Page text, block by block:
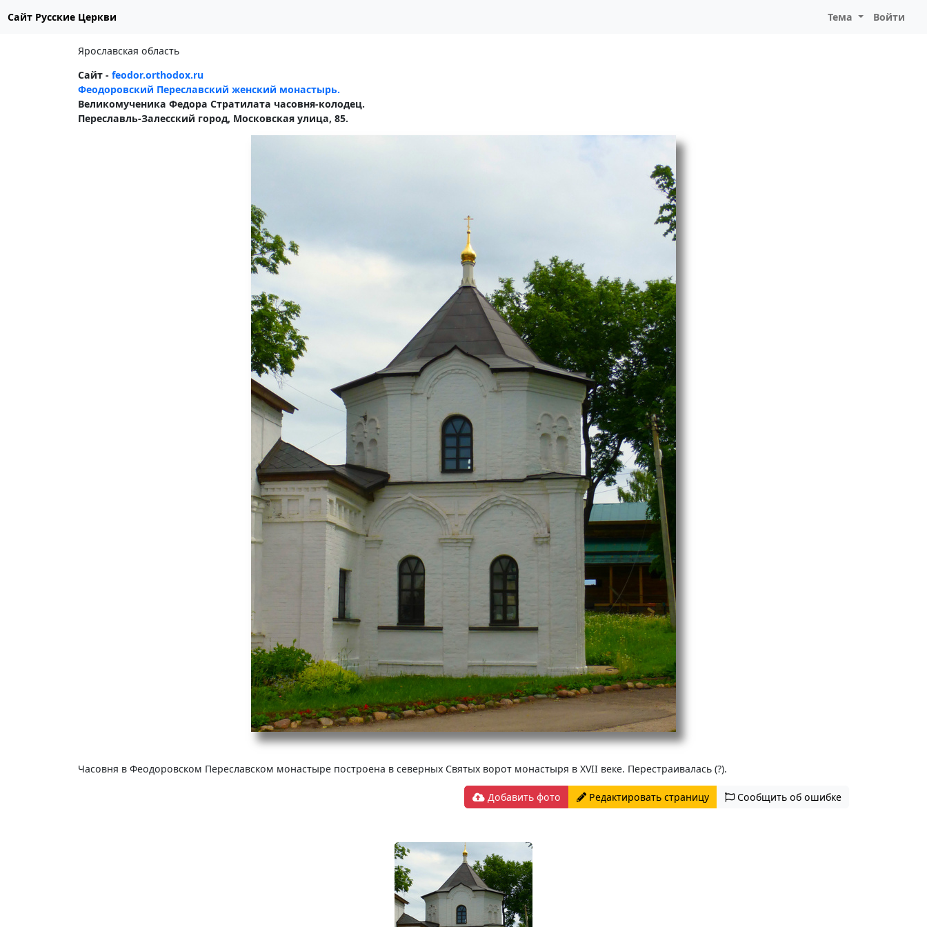
Сайт Русские Церкви Тема Войти
Ярославская область
Сайт - feodor.orthodox.ru
Феодоровский Переславский женский монастырь.
Великомученика Федора Стратилата часовня-колодец.
Переславль-Залесский город, Московская улица, 85.
Часовня в Феодоровском Переславском монастыре построена в северных Святых ворот монастыря в XVII веке. Перестраивалась (?).
Добавить фото Редактировать страницу Сообщить об ошибке